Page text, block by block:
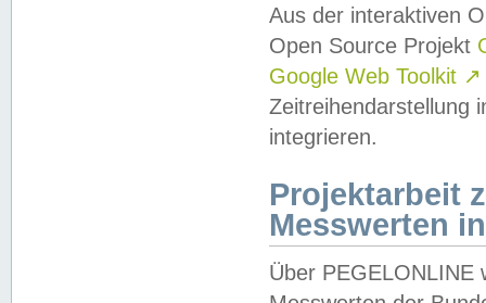
Aus der interaktiven
Open Source Projekt
Google Web Toolkit ↗
Zeitreihendarstellung
integrieren.
Projektarbeit
Messwerten
Über PEGELONLINE